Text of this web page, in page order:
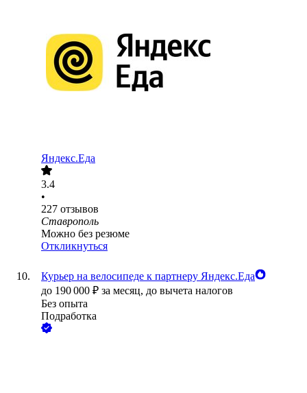
Яндекс.Еда
3.4
•
227 отзывов
Ставрополь
Можно без резюме
Откликнуться
Курьер на велосипеде к партнеру Яндекс.Еда
до 190 000 ₽ за месяц, до вычета налогов
Без опыта
Подработка